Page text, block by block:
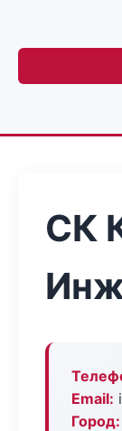
СК
Email:
Город: